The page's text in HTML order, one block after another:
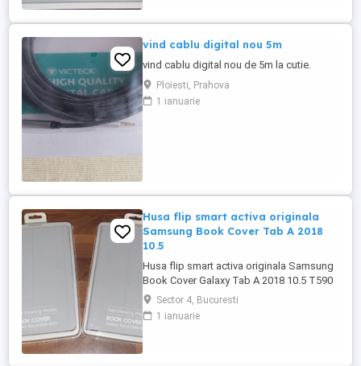
vind cablu digital nou 5m
vind cablu digital nou de 5m la cutie.
Ploiesti, Prahova
1 ianuarie
Husa flip smart activa originala
Samsung Book Cover Tab A 2018
10.5
Husa flip smart activa originala Samsung
Book Cover Galaxy Tab A 2018 10.5 T590
si T595. Husele sunt noi, silgilate in blister.
Avand in vedere ca sunt huse originale
Samsung au functia smart sleep wake, de
Sector 4, Bucuresti
1 ianuarie